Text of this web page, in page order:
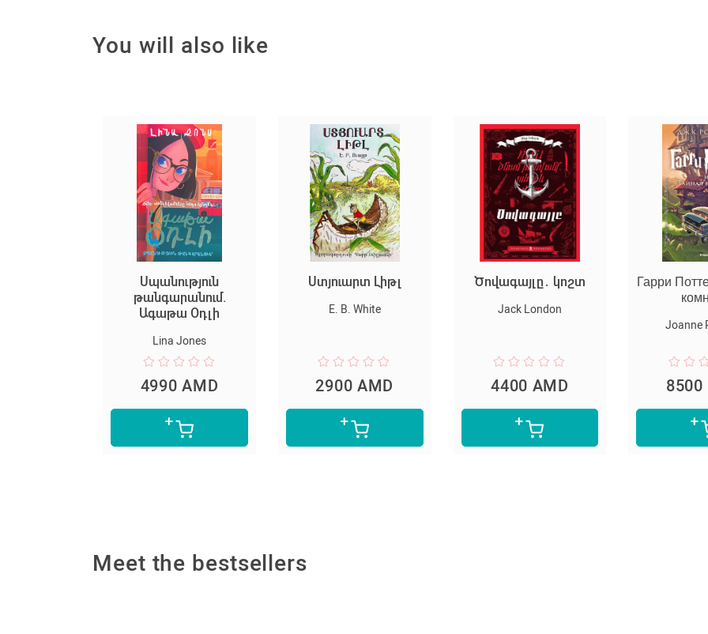
You will also like
Սպանություն
թանգարանում.
Ագաթա Օդլի
Lina Jones
4990 AMD
Ստյուարտ Լիթլ
E. B. White
2900 AMD
Ծովագայլը․ կոշտ
Jack London
4400 AMD
Гарри
Joanne
8500
Meet the bestsellers